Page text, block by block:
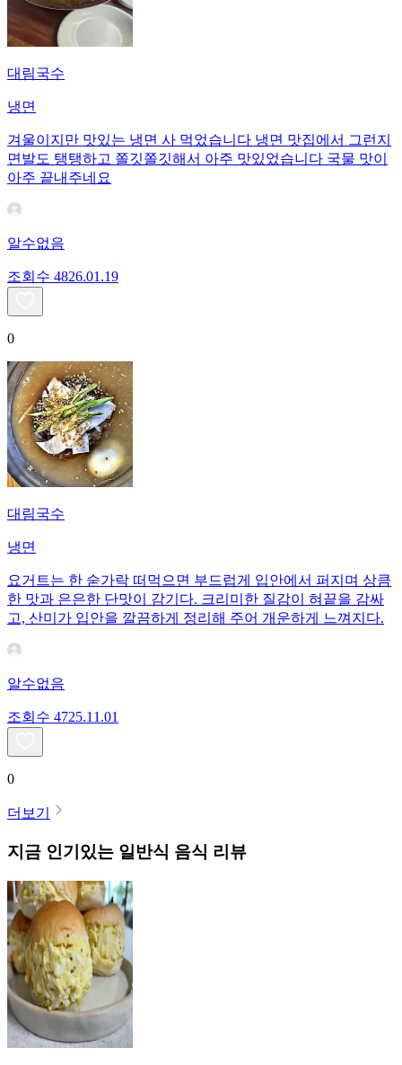
대림국수
냉면
겨울이지만 맛있는 냉면 사 먹었습니다 냉면 맛집에서 그런지
면발도 탱탱하고 쫄깃쫄깃해서 아주 맛있었습니다 국물 맛이
아주 끝내주네요
알수없음
조회수 4826.01.19
0
대림국수
냉면
요거트는 한 숟가락 떠먹으면 부드럽게 입안에서 퍼지며 상큼
한 맛과 은은한 단맛이 감기다. 크리미한 질감이 혀끝을 감싸
고, 산미가 입안을 깔끔하게 정리해 주어 개운하게 느껴지다.
알수없음
조회수 4725.11.01
0
더보기
지금 인기있는 일반식 음식 리뷰